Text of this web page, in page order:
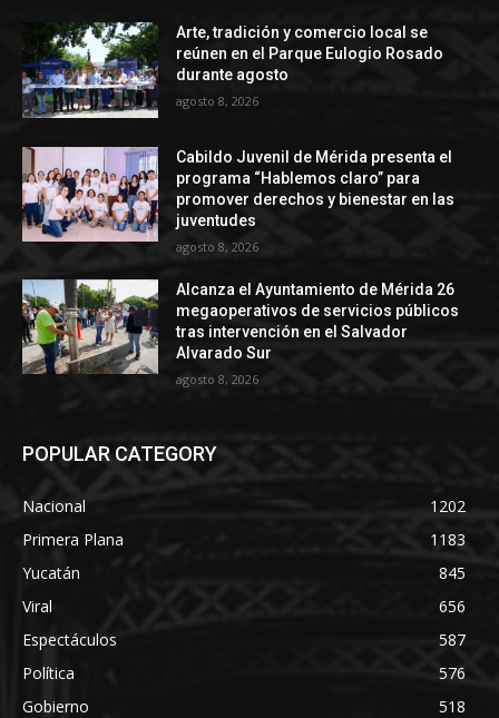
Arte, tradición y comercio local se
reúnen en el Parque Eulogio Rosado
durante agosto
agosto 8, 2026
Cabildo Juvenil de Mérida presenta el
programa “Hablemos claro” para
promover derechos y bienestar en las
juventudes
agosto 8, 2026
Alcanza el Ayuntamiento de Mérida 26
megaoperativos de servicios públicos
tras intervención en el Salvador
Alvarado Sur
agosto 8, 2026
POPULAR CATEGORY
Nacional
1202
Primera Plana
1183
Yucatán
845
Viral
656
Espectáculos
587
Política
576
Gobierno
518